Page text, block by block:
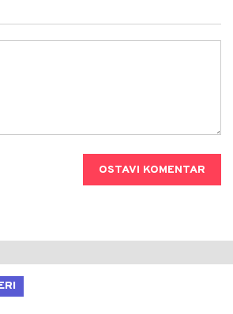
OSTAVI KOMENTAR